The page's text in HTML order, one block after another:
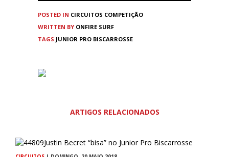
POSTED IN CIRCUITOS COMPETIÇÃO
WRITTEN BY ONFIRE SURF
TAGS JUNIOR PRO BISCARROSSE
ARTIGOS RELACIONADOS